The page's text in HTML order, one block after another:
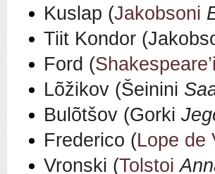
Kuslap (Jakobsoni
Tiit Kondor
Ford (Shakespeare’i
Lõžikov (Šeinini
Bulõtšov (Gorki
Frederico (Lope de
Vronski (Tolstoi